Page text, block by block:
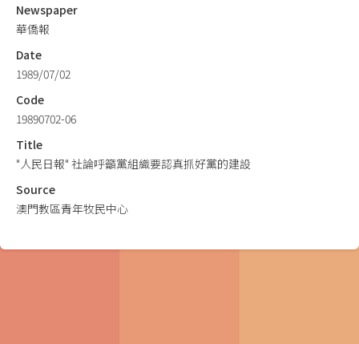
Newspaper
華僑報
Date
1989/07/02
Code
19890702-06
Title
"人民日報" 社論呼籲黨組織要認真抓好黨的建設
Source
澳門教區青年牧民中心